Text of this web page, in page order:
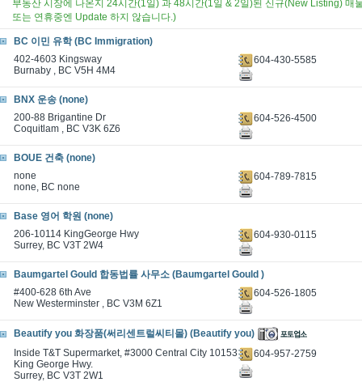
부동산 시장에 나온지 24시간(1일) 과 48시간(1일 & 2일)된 신규(New Listing) 매
또는 연휴중엔 Update 하지 않습니다.)
BC 이민 유학 (BC Immigration)
402-4603 Kingsway
Burnaby , BC V5H 4M4
604-430-5585
BNX 운송 (none)
200-88 Brigantine Dr
Coquitlam , BC V3K 6Z6
604-526-4500
BOUE 건축 (none)
none
none, BC none
604-789-7815
Base 영어 학원 (none)
206-10114 KingGeorge Hwy
Surrey, BC V3T 2W4
604-930-0115
Baumgartel Gould 합동법률 사무소 (Baumgartel Gould )
#400-628 6th Ave
New Westerminster , BC V3M 6Z1
604-526-1805
Beautify you 화장품(써리센트럴씨티몰) (Beautify you)
Inside T&T Supermarket, #3000 Central City 10153
King George Hwy.
Surrey, BC V3T 2W1
604-957-2759